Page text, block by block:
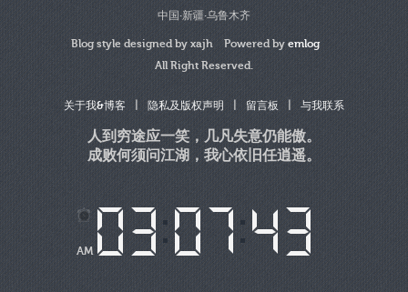
中国·新疆·乌鲁木齐
Blog style designed by xajh Powered by emlog
All Right Reserved.
关于我&博客 | 隐私及版权声明 | 留言板 | 与我联系
人到穷途应一笑，几凡失意仍能傲。
成败何须问江湖，我心依旧任逍遥。
AM